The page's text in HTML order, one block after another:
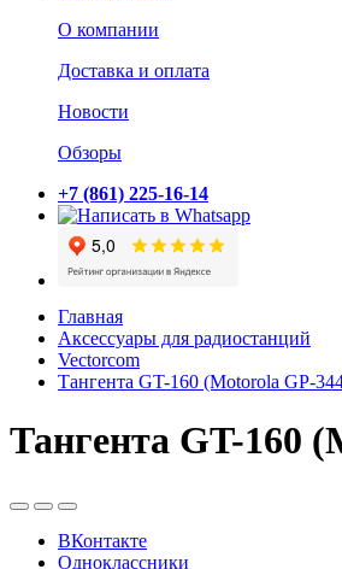
О компании
Доставка и оплата
Новости
Обзоры
+7 (861) 225-16-14
Главная
Аксессуары для радиостанций
Vectorcom
Тангента GT-160 (Motorola GP-
Тангента GT-160
ВКонтакте
Одноклассники